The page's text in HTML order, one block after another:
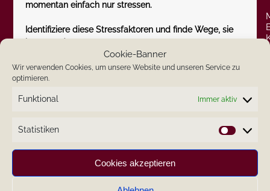
Cookie-Banner
Wir verwenden Cookies, um unsere Website und unseren Service zu
optimieren.
Funktional Immer aktiv
Statistiken
Cookies akzeptieren
momentan einfach nur stressen.
Identifiziere diese Stressfaktoren und finde Wege, sie
Herzlichst